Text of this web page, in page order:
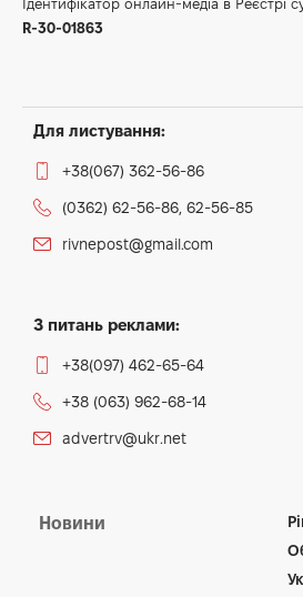
Ідентифікатор онлайн-медіа в Реєстрі
R-30-01863
Для листування:
+38(067) 362-56-86
(0362) 62-56-86, 62-56-85
rivnepost@gmail.com
З питань реклами:
+38(097) 462-65-64
+38 (063) 962-68-14
advertrv@ukr.net
Новини